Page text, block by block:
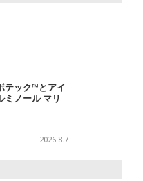
テック™とアイ
ミノール マリ
2026.8.7